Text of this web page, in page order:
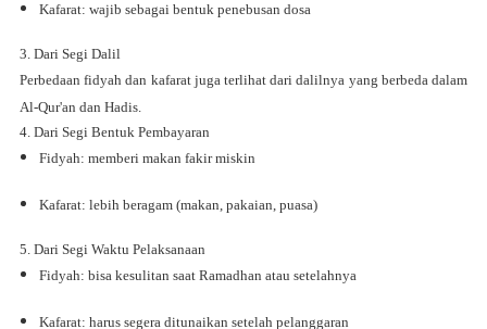
Kafarat: wajib sebagai bentuk penebusan dosa
3. Dari Segi Dalil
Perbedaan fidyah dan kafarat juga terlihat dari dalilnya yang berbeda dalam
Al-Qur'an dan Hadis.
4. Dari Segi Bentuk Pembayaran
Fidyah: memberi makan fakir miskin
Kafarat: lebih beragam (makan, pakaian, puasa)
5. Dari Segi Waktu Pelaksanaan
Fidyah: bisa kesulitan saat Ramadhan atau setelahnya
Kafarat: harus segera ditunaikan setelah pelanggaran